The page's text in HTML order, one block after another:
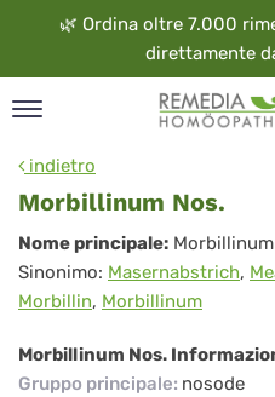
🌿 Ordina oltre 7.000
direttamente
indietro
Morbillinum Nos.
Morbillinum
Nos.
Nome principale:
Sinonimo: Masernabstrich,
Morbillin, Morbillinum
Morbillinum Nos.
Gruppo principale: nosode